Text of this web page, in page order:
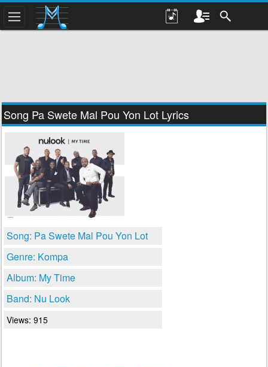
Song Pa Swete Mal Pou Yon Lot Lyrics
Song: Pa Swete Mal Pou Yon Lot
Genre: Kompa
Album: My Time
Band: Nu Look
Views: 915